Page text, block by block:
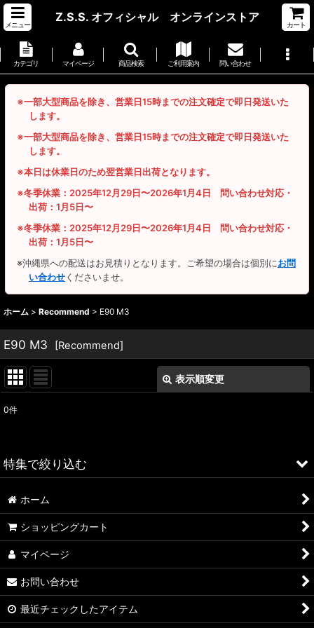
メニュー
Z.S.S. オフィシャル オンラインストア
カート
カテゴリ マイページ 商品検索 ご利用案内 問い合わせ
※一部大型商品を除き、営業日15時までの注文確定で即日発送いた
します。
※一部大型商品を除き、営業日15時までの注文確定で即日発送いた
します。
※本日は休業日のため翌営業日出荷となります。
※冬季休業：2025年12月29日〜2026年1月4日 問い合わせ対応・
出荷：1月5日〜
※冬季休業：2025年12月29日〜2026年1月4日 問い合わせ対応・
出荷：1月5日〜
※沖縄県への配送はお見積りとなります。ご希望の場合は個別にお問
い合わせくださいませ。
ホーム > Recommend > E90 M3
E90 M3 [Recommend]
表示順変更
並び順:
0件
特集で絞り込む
ALFA ROMEO > 156
ALFA ROMEO > 147
ALFA ROMEO > 159
A4
ホーム
ショッピングカート
マイページ
お問い合わせ
最近チェックしたアイテム